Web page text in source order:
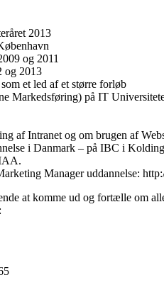
2013
og 2011
og 2013
et led af et større forløb
Markedsføring) på IT
af Intranet og om brugen af
i Danmark – på IBC i
Manager uddannelse:
at komme ud og fortælle om